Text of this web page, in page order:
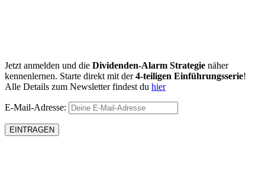
Jetzt anmelden und die Dividenden-Alarm Strategie näher
kennenlernen. Starte direkt mit der4-teiligen Einführungsserie!
Alle Details zum Newsletter findest du hier
E-Mail-Adresse: